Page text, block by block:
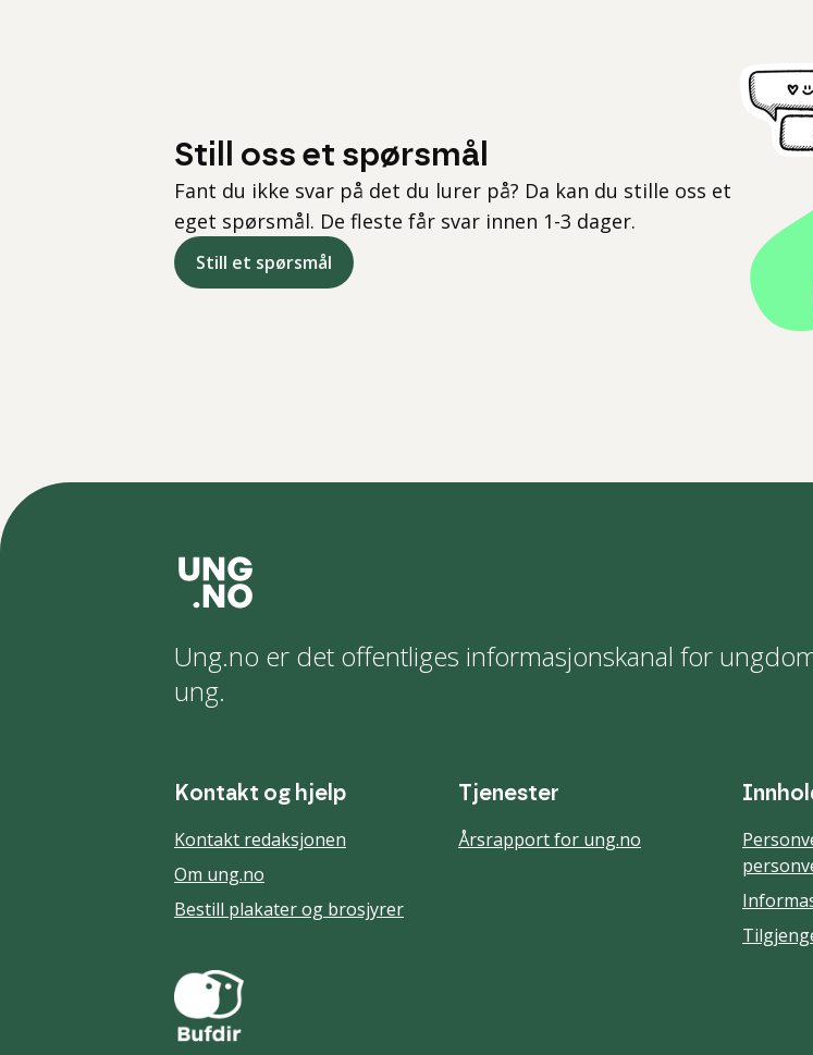
Still oss et spørsmål
Fant du ikke svar på det du lurer på? Da kan du stille oss et
eget spørsmål. De fleste får svar innen 1-3 dager.
Still et spørsmål
Ung.no er det offentliges informasjonskanal for
ung.
Kontakt og hjelp
Kontakt redaksjonen
Om ung.no
Bestill plakater og brosjyrer
Tjenester
Årsrapport for ung.no